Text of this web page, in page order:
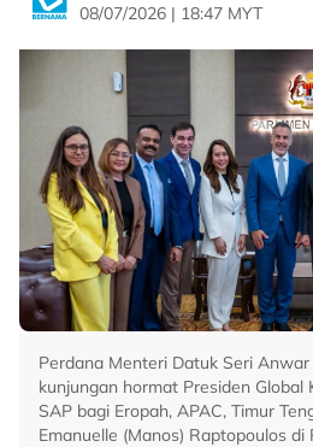
08/07/2026 | 18:47 MYT
Perdana Menteri Datuk Seri
kunjungan hormat Presiden Global
SAP bagi Eropah, APAC, Timur
Emanuelle (Manos) Raptopoulos